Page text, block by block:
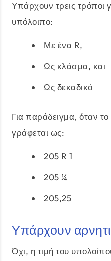
Υπάρχουν τρεις τρόποι
υπόλοιπο:
Με ένα R,
Ως κλάσμα, και
Ως δεκαδικό
Για παράδειγμα, όταν το
γράφεται ως:
205 R 1
205 ¼
205,25
Υπάρχουν
Όχι, η τιμή του